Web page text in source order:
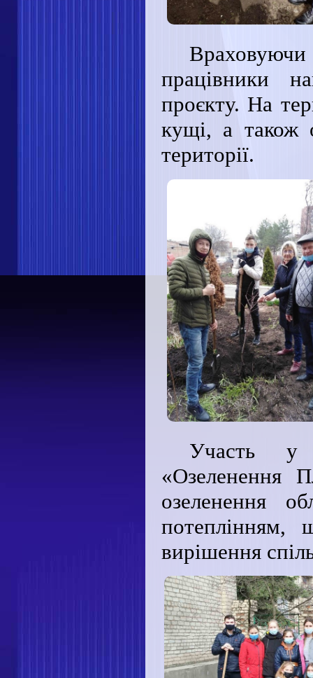
працівники
проєкту. На
кущі, а також
території.
Участь у
«Озеленення
озеленення
потеплінням,
вирішення